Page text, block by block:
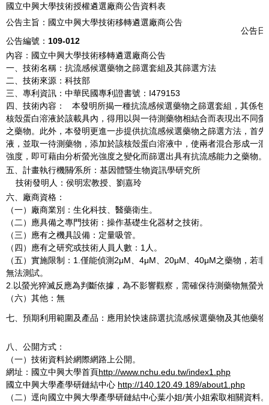
國立中興大學技術授權遴選廠商公告資料表
公告主旨：國立中興大學技術移轉遴選廠商公告
公告日
公告編號： 109-012
內容：國立中興大學技術移轉遴選廠商公告
一、技術名稱：抗流感候選藥物之篩選套組及其篩選方法
二、技術來源：科技部
三、專利資訊：中華民國專利證書號：I479153
四、技術內容： 本發明所揭一種抗流感候選藥物之篩選套組，其係包
核殼蛋白溶液於該載具內，得用以與一待測藥物相結合而表現出不同
之藥物。此外，本發明更進一步提供抗流感候選藥物之篩選方法，首
液，並取一待測藥物，添加於該核殼蛋白溶液中，使兩者混合形成一
強度，即可藉由分析螢光強度之變化而篩選出具有抗流感能力之藥物。
五、計畫執行機關∕系所：基因體暨生物資訊學研究所
技術發明人：侯明宏教授、劉嘉玲
六、廠商資格：
（一）廠商業別：生化科技、醫藥衛生。
（二）應具備之專門技術：操作基礎生化器材之技術。
（三）應有之機具設備：定量吸管。
（四）應有之研究或技術人員人數：1人。
（五）實施限制：1.僅能偵測2μM、4μM、20μM、40μM之藥物，若
無法測試。
2.以螢光猝滅反應為判斷依據，為不影響觀察，需確保待測藥物無螢光
（六）其他：無
七、預期利用範圍及產品：應用於快速篩選抗流感候選藥物及其他藥物
八、公開方式：
（一）技術資料於網際網路上公開。
網址：國立中興大學首頁http://www.nchu.edu.tw/index1.php
國立中興大學產學研鏈結中心 http://140.120.49.189/about1.php
（二）逕向國立中興大學產學研鏈結中心葉小姐/黃小姐索取相關資料。